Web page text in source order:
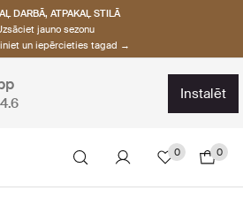
DARBĀ, ATPAKAĻ STILĀ
jauno sezonu
un iepērcieties tagad →
4.6
instalēt
0 0